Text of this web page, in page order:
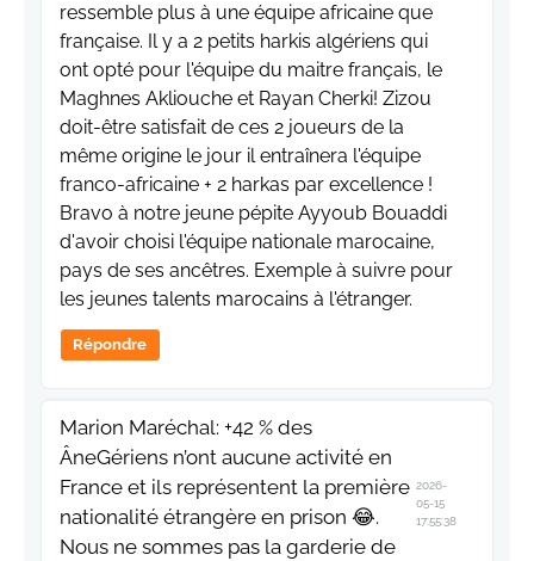
ressemble plus à une équipe africaine que
française. Il y a 2 petits harkis algériens qui
ont opté pour l'équipe du maitre français, le
Maghnes Akliouche et Rayan Cherki! Zizou
doit-être satisfait de ces 2 joueurs de la
même origine le jour il entraînera l'équipe
franco-africaine + 2 harkas par excellence !
Bravo à notre jeune pépite Ayyoub Bouaddi
d'avoir choisi l'équipe nationale marocaine,
pays de ses ancêtres. Exemple à suivre pour
les jeunes talents marocains à l'étranger.
Répondre
Marion Maréchal: +42 % des
ÂneGériens n’ont aucune activité en
France et ils représentent la première
nationalité étrangère en prison 😂.
Nous ne sommes pas la garderie de
2026-
05-15
17:55:38